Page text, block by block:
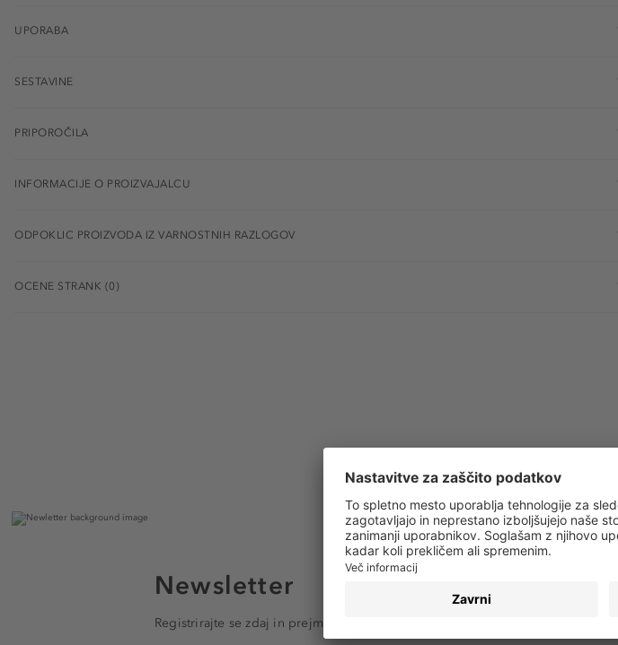
UPORABA
SESTAVINE
PRIPOROČILA
INFORMACIJE O PROIZVAJALCU
ODPOKLIC PROIZVODA IZ VARNOSTNIH RAZLOGOV
OCENE STRANK (0)
Newsletter
Registrirajte se zdaj in prejmite e-poštna obvestila o vseh trendih in ponudbah!